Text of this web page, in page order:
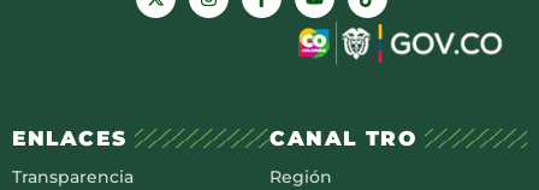
ENLACES
Transparencia
CANAL TRO
Región